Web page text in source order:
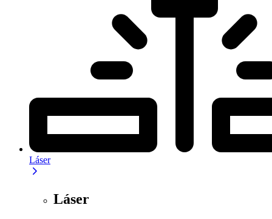
Láser
Láser